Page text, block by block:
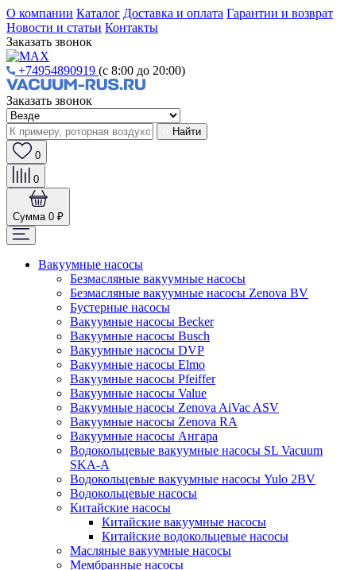
О компании Каталог Доставка и оплата Гарантии и возврат
Новости и статьи Контакты
Заказать звонок
+74954890919 (с 8:00 до 20:00)
Заказать звонок
Найти
0
0
Сумма 0 ₽
Вакуумные насосы
Безмасляные вакуумные насосы
Безмасляные вакуумные насосы Zenova BV
Бустерные насосы
Вакуумные насосы Becker
Вакуумные насосы Busch
Вакуумные насосы DVP
Вакуумные насосы Elmo
Вакуумные насосы Pfeiffer
Вакуумные насосы Value
Вакуумные насосы Zenova AiVac ASV
Вакуумные насосы Zenova RA
Вакуумные насосы Ангара
Водокольцевые вакуумные насосы SL Vacuum
SKA-A
Водокольцевые вакуумные насосы Yulo 2BV
Водокольцевые насосы
Китайские насосы
Китайские вакуумные насосы
Китайские водокольцевые насосы
Масляные вакуумные насосы
Мембранные насосы